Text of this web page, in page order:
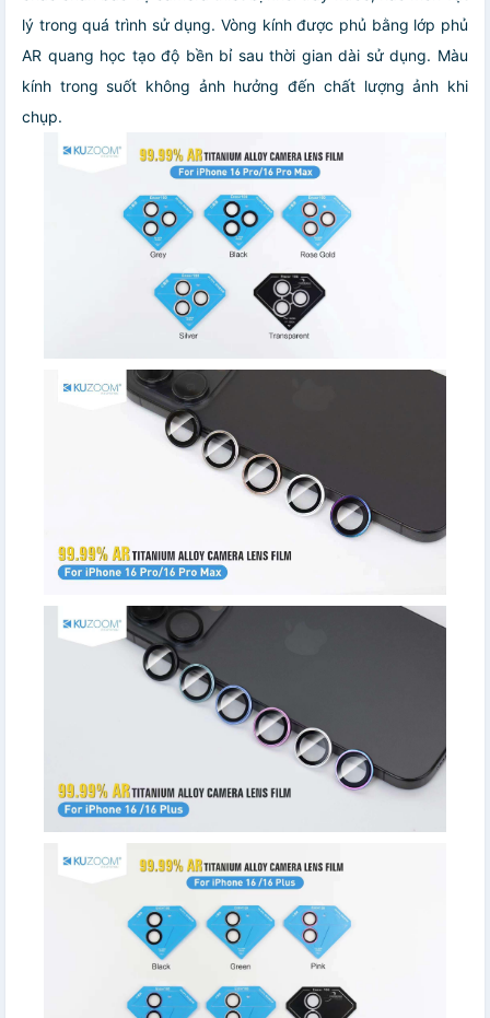
lý trong quá trình sử dụng. Vòng kính được phủ bằng lớp phủ
AR quang học tạo độ bền bỉ sau thời gian dài sử dụng. Màu
kính trong suốt không ảnh hưởng đến chất lượng ảnh khi
chụp.